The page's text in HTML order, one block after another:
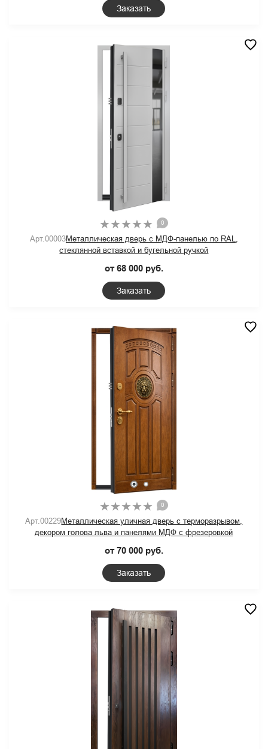
Заказать
0
Арт.00003Металлическая дверь с МДФ-панелью по RAL,
стеклянной вставкой и бугельной ручкой
от 68 000 руб.
Заказать
0
Арт.00229Металлическая уличная дверь с терморазрывом,
декором голова льва и панелями МДФ с фрезеровкой
от 70 000 руб.
Заказать